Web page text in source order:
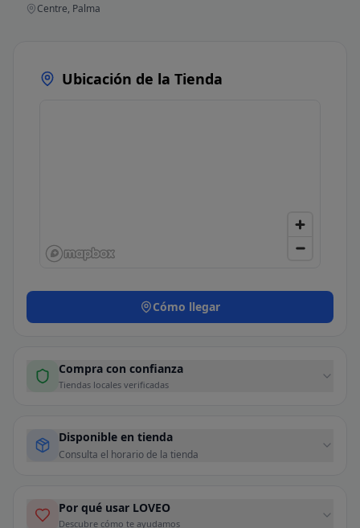
Centre, Palma
Ubicación de la Tienda
Cómo llegar
Compra con confianza
Tiendas locales verificadas
Disponible en tienda
Consulta el horario de la tienda
Por qué usar LOVEO
Descubre cómo te ayudamos